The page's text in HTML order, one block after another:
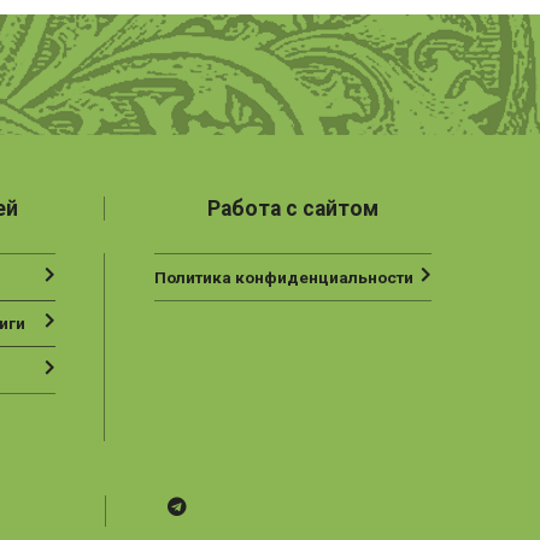
Работа с сайтом
Политика конфиденциальности
Telegram